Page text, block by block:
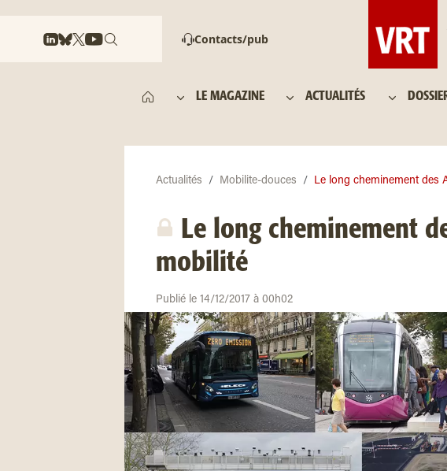
Contacts/pub
LE MAGAZINE ACTUALITÉS
Actualités Mobilite-douces Le long cheminement des
Le long cheminement
mobilité
Publié le 14/12/2017 à 00h02